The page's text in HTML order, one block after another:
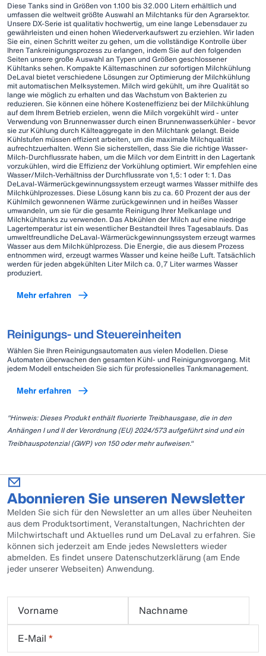
Diese Tanks sind in Größen von 1.100 bis 32.000 Litern erhältlich und
umfassen die weltweit größte Auswahl an Milchtanks für den Agrarsektor.
Unsere DX-Serie ist qualitativ hochwertig, um eine lange Lebensdauer zu
gewährleisten und einen hohen Wiederverkaufswert zu erziehlen. Wir laden
Sie ein, einen Schritt weiter zu gehen, um die vollständige Kontrolle über
Ihren Tankreinigungsprozess zu erlangen, indem Sie auf den folgenden
Seiten unsere große Auswahl an Typen und Größen geschlossener
Kühltanks sehen. Kompakte Kältemaschinen zur sofortigen Milchkühlung
DeLaval bietet verschiedene Lösungen zur Optimierung der Milchkühlung
mit automatischen Melksystemen. Milch wird gekühlt, um ihre Qualität so
lange wie möglich zu erhalten und das Wachstum von Bakterien zu
reduzieren. Sie können eine höhere Kosteneffizienz bei der Milchkühlung
auf dem Ihrem Betrieb erzielen, wenn die Milch vorgekühlt wird - unter
Verwendung von Brunnenwasser durch einen Brunnenwasserkühler - bevor
sie zur Kühlung durch Kälteaggregate in den Milchtank gelangt. Beide
Kühlstufen müssen effizient arbeiten, um die maximale Milchqualität
aufrechtzuerhalten. Wenn Sie sicherstellen, dass Sie die richtige Wasser-
Milch-Durchflussrate haben, um die Milch vor dem Eintritt in den Lagertank
vorzukühlen, wird die Effizienz der Vorkühlung optimiert. Wir empfehlen eine
Wasser/Milch-Verhältniss der Durchflussrate von 1,5: 1 oder 1: 1. Das
DeLaval-Wärmerückgewinnungssystem erzeugt warmes Wasser mithilfe des
Milchkühlprozesses. Diese Lösung kann bis zu ca. 60 Prozent der aus der
Kühlmilch gewonnenen Wärme zurückgewinnen und in heißes Wasser
umwandeln, um sie für die gesamte Reinigung Ihrer Melkanlage und
Milchkühltanks zu verwenden. Das Abkühlen der Milch auf eine niedrige
Lagertemperatur ist ein wesentlicher Bestandteil Ihres Tagesablaufs. Das
umweltfreundliche DeLaval-Wärmerückgewinnungssystem erzeugt warmes
Wasser aus dem Milchkühlprozess. Die Energie, die aus diesem Prozess
entnommen wird, erzeugt warmes Wasser und keine heiße Luft. Tatsächlich
werden für jeden abgekühlten Liter Milch ca. 0,7 Liter warmes Wasser
produziert.
Mehr erfahren
Reinigungs- und Steuereinheiten
Wählen Sie Ihren Reinigungsautomaten aus vielen Modellen. Diese
Automaten überwachen den gesamten Kühl- und Reinigungsvorgang. Mit
jedem Modell entscheiden Sie sich für professionelles Tankmanagement.
Mehr erfahren
"Hinweis: Dieses Produkt enthält fluorierte Treibhausgase, die in den
Anhängen I und II der Verordnung (EU) 2024/573 aufgeführt sind und ein
Treibhauspotenzial (GWP) von 150 oder mehr aufweisen."
Abonnieren Sie unseren Newsletter
Melden Sie sich für den Newsletter an um alles über Neuheiten
aus dem Produktsortiment, Veranstaltungen, Nachrichten der
Milchwirtschaft und Aktuelles rund um DeLaval zu erfahren. Sie
können sich jederzeit am Ende jedes Newsletters wieder
abmelden. Es findet unsere Datenschutzerklärung (am Ende
jeder unserer Webseiten) Anwendung.
Vorname
Nachname
E-Mail *